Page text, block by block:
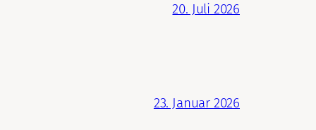
20. Juli 2026
23. Januar 2026